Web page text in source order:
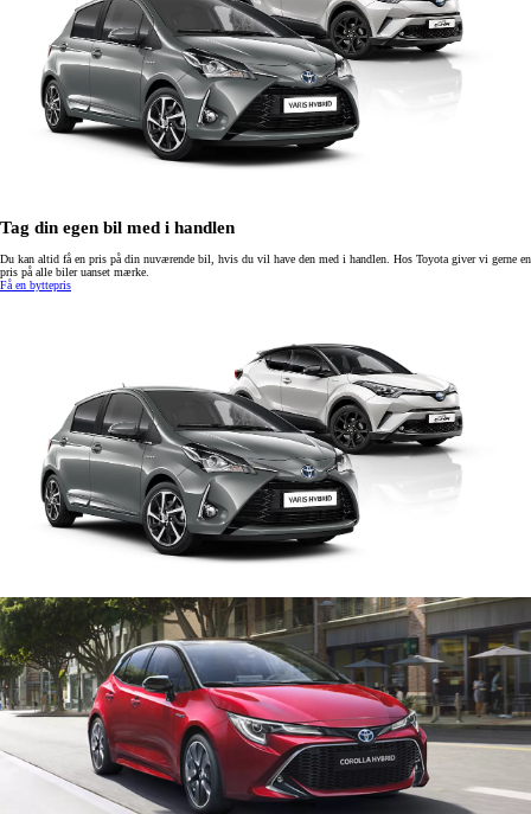
Tag din egen bil med i handlen
Du kan altid få en pris på din nuværende bil, hvis du vil have den med i handlen. Hos Toyota giver vi gerne en
pris på alle biler uanset mærke.
Få en byttepris